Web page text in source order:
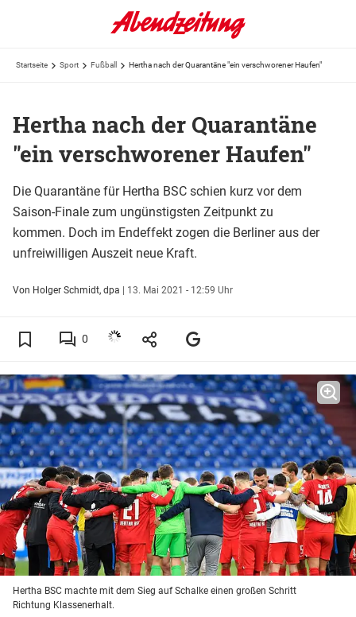
Startseite Sport Fußball Hertha nach der Quarantäne "ein verschworener Haufen"
Hertha nach der Quarantäne
"ein verschworener Haufen"
Die Quarantäne für Hertha BSC schien kurz vor dem
Saison-Finale zum ungünstigsten Zeitpunkt zu
kommen. Doch im Endeffekt zogen die Berliner aus der
unfreiwilligen Auszeit neue Kraft.
Von Holger Schmidt, dpa | 13. Mai 2021 - 12:59 Uhr
0
Hertha BSC machte mit dem Sieg auf Schalke einen großen Schritt
Richtung Klassenerhalt.